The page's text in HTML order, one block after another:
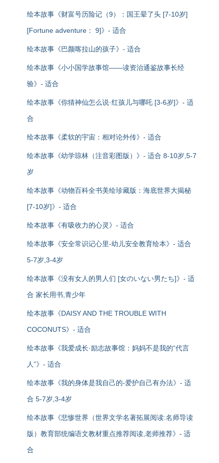
绘本故事《财富号历险记（9）：国王晕了头 [7-10岁]
[Fortune adventure： 9]》- 适合
绘本故事《巴颜喀拉山的孩子》- 适合
绘本故事《小小国学故事馆——读资治通鉴故事长经
验》- 适合
绘本故事《你猜神仙怎么说·红孩儿与哪吒 [3-6岁]》- 适
合
绘本故事《柔软的宇宙：相对论外传》- 适合
绘本故事《幼学琼林（注音彩图版）》- 适合 8-10岁,5-7
岁
绘本故事《动物百科全书美绘珍藏版：海底世界大揭秘
[7-10岁]》- 适合
绘本故事《有吸收力的心灵》- 适合
绘本故事《安全常识记心里-幼儿安全教育绘本》- 适合
5-7岁,3-4岁
绘本故事《没有女人的男人们 [女のいない男たち]》- 适
合 家长用书,青少年
绘本故事《DAISY AND THE TROUBLE WITH
COCONUTS》- 适合
绘本故事《我爱成长·励志故事馆：妈妈不是我的“代言
人”》- 适合
绘本故事《我的身体是我自己的-爱护自己有办法》- 适
合 5-7岁,3-4岁
绘本故事《悲惨世界（世界文学名著拓展阅读:名师导读
版）教育部统编语文教材重点推荐阅读,老师推荐》- 适
合